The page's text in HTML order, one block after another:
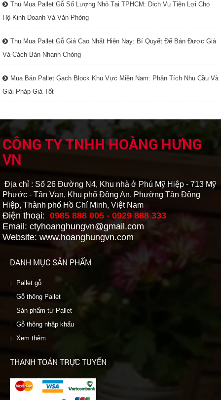
Thu Mua Pallet Gỗ Số Lượng Nhỏ Tại TPHCM: Dịch Vụ Tiện Lợi Cho
Hộ Kinh Doanh Và Văn Phòng
Thu Mua Pallet Gỗ Giá Cao Nhất Hiện Nay: Bí Quyết Để Bán Được Giá
Và Cách Bán Nhanh Chóng
Mua Bán Pallet Gạch Block Khu Vực Miền Nam: Phân Tích Nhu Cầu Và
Giải Pháp Giá Tốt
CÔNG TY TNHH HOÀNG HƯNG
VN
Địa chỉ : Số 26 Đường N4, Khu nhà ở Phú Mỹ Hiệp - 713 Mỹ
Phước - Tân Vạn, Khu phố Đông An, Phường Tân Đông
Hiệp, Thành phố Hồ Chí Minh, Việt Nam
Điện thoại: 0985 888 005 - 0929 888 333
Email: ctyhoanghungvn@gmail.com
Website: www.hoanghungvn.com
DANH MỤC SẢN PHẨM
Pallet gỗ
Gỗ thông Pallet
Sản phẩm từ Pallet
Gỗ thông nhập khẩu
Xem thêm
THANH TOÁN TRỰC TUYẾN